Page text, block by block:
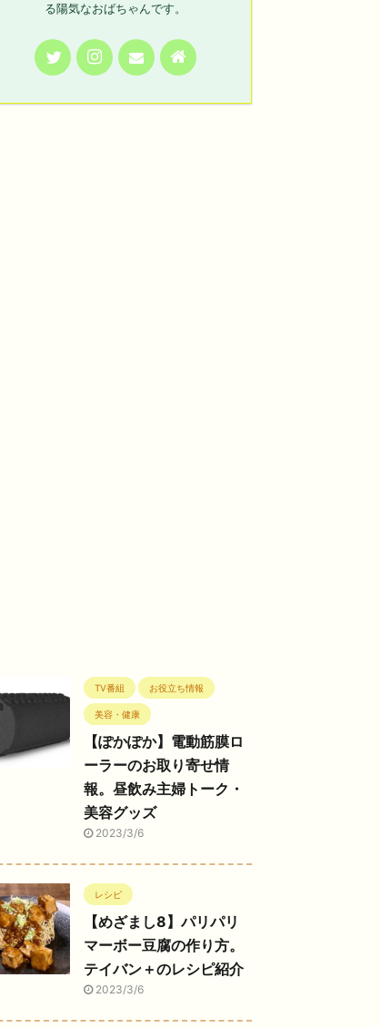
る陽気なおばちゃんです。
TV番組 お役立ち情報
美容・健康
【ぽかぽか】電動筋膜ロ
ーラーのお取り寄せ情
報。昼飲み主婦トーク・
美容グッズ
2023/3/6
レシピ
【めざまし8】パリパリ
マーボー豆腐の作り方。
テイバン＋のレシピ紹介
2023/3/6